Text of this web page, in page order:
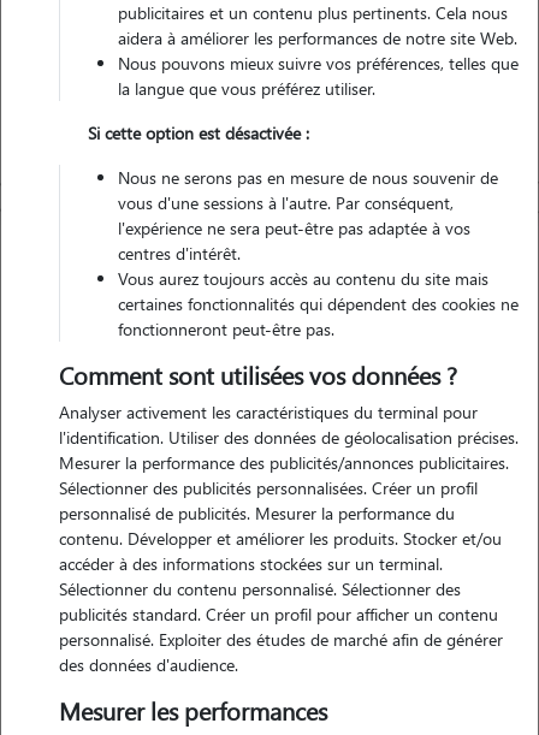
Motivation
depuis petite, j'ai toujours aimé les animaux. dans mon entourage, on
connait mon amoureux pour les animaux, et on hésite pas à me
solliciter afin que je les garde pendant de plus ou moins longues
périodes. j'ai acheté récemment une maison, mais je vis encore chez
mes parents le temps des travaux, et je suis dans l'impatience de
partager mon quotidien avec des animaux. alors en attendant, je
souhaite vous aider à garder vos loulous et louloutes dans de bonnes
publicitaires et un contenu plus pertinents. Cela nous
aidera à améliorer les performances de notre site Web.
Nous pouvons mieux suivre vos préférences, telles que
la langue que vous préférez utiliser.
Si cette option est désactivée :
Nous ne serons pas en mesure de nous souvenir de
vous d'une sessions à l'autre. Par conséquent,
l'expérience ne sera peut-être pas adaptée à vos
centres d'intérêt.
Vous aurez toujours accès au contenu du site mais
certaines fonctionnalités qui dépendent des cookies ne
fonctionneront peut-être pas.
Comment sont utilisées vos données ?
Analyser activement les caractéristiques du terminal pour
l'identification. Utiliser des données de géolocalisation précises.
Mesurer la performance des publicités/annonces publicitaires.
Sélectionner des publicités personnalisées. Créer un profil
personnalisé de publicités. Mesurer la performance du
contenu. Développer et améliorer les produits. Stocker et/ou
accéder à des informations stockées sur un terminal.
Sélectionner du contenu personnalisé. Sélectionner des
publicités standard. Créer un profil pour afficher un contenu
personnalisé. Exploiter des études de marché afin de générer
des données d'audience.
Mesurer les performances